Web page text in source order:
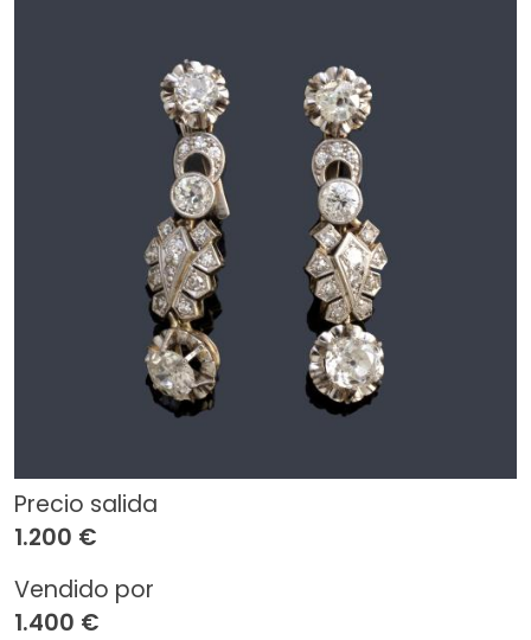
Precio salida
1.200 €
Vendido por
1.400 €